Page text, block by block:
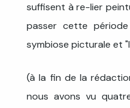
suffisent à re-lier
passer cette
symbiose picturale et
(à la fin de la
nous avons vu